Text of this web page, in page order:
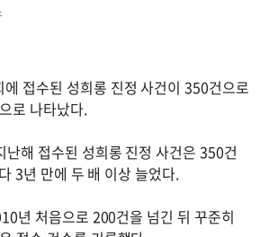
접수된 성희롱 진정 사건이 350건으로
로 나타났다.
난해 접수된 성희롱 진정 사건은 350건
3년 만에 두 배 이상 늘었다.
년 처음으로 200건을 넘긴 뒤 꾸준히